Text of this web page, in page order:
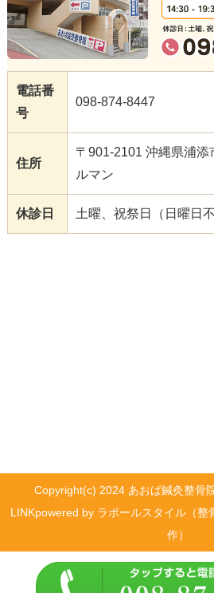
電話番
号
098-874-8447
住所
〒901-2101 沖縄県浦添
ルマン
休診日 土曜、祝祭日（日曜日不
Copyright(c) 2024 あおば鍼灸整骨
LINKpowered by ラポールスタイル（整
作）